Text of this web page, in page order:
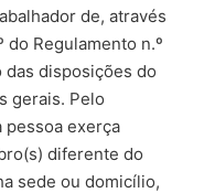
de, através
do Regulamento n.º
disposições do
gerais. Pelo
pessoa exerça
diferente do
sede ou domicílio,